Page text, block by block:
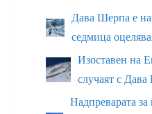
Дава Шерпа е
седмица
Изоставен на
случаят с
Надпреварата